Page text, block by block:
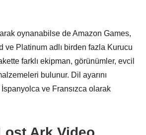
oynanabilse de Amazon Games,
ve Platinum adlı birden fazla Kurucu
farklı ekipman, görünümler, evcil
bulunur. Dil ayarını
ve Fransızca olarak